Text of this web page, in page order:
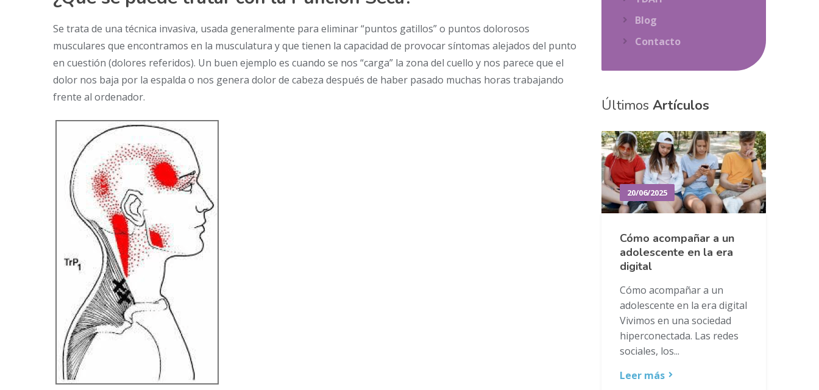
Se trata de una técnica invasiva, usada generalmente para eliminar “puntos gatillos” o puntos dolorosos
musculares que encontramos en la musculatura y que tienen la capacidad de provocar síntomas alejados del punto
en cuestión (dolores referidos). Un buen ejemplo es cuando se nos “carga” la zona del cuello y nos parece que el
dolor nos baja por la espalda o nos genera dolor de cabeza después de haber pasado muchas horas trabajando
frente al ordenador.
Blog
Contacto
Últimos Artículos
20/06/2025
Cómo acompañar a un
adolescente en la era
digital
Cómo acompañar a un
adolescente en la era digital
Vivimos en una sociedad
hiperconectada. Las redes
sociales, los...
Leer más